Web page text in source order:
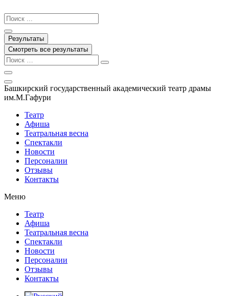
к
содержимому
Search
...
Результаты
Смотреть все результаты
Башкирский государственный академический театр драмы
им.М.Гафури
Театр
Афиша
Театральная весна
Спектакли
Новости
Персоналии
Отзывы
Контакты
Меню
Театр
Афиша
Театральная весна
Спектакли
Новости
Персоналии
Отзывы
Контакты